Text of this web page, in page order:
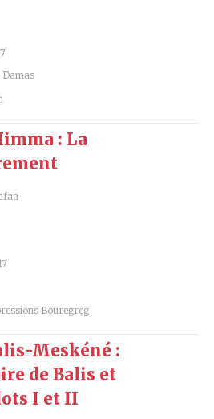
: La
Bouregreg
Meskéné :
de Balis et
I et II